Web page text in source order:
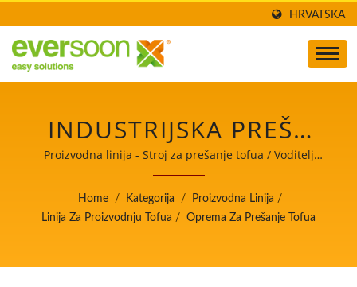
HRVATSKA
INDUSTRIJSKA PREŠA
ZA TOFU, PREŠA ZA
TOFU VODU, PREŠA ZA
TOFU, PREŠA ZA
Proizvodna linija - Stroj za prešanje tofua / Voditelj
automatskih strojeva za proizvodnju tofua i sojinog
mlijeka s najvišim prioritetom na sigurnosti hrane.
Home / Kategorija / Proizvodna Linija /
Linija Za Proizvodnju Tofua / Oprema Za Prešanje Tofua